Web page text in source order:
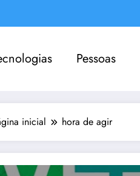
Pessoas
inicial hora de agir